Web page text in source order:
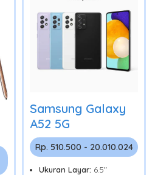
Samsung Galaxy
A52 5G
Rp. 510.500 - 20.010.024
Ukuran Layar: 6.5"